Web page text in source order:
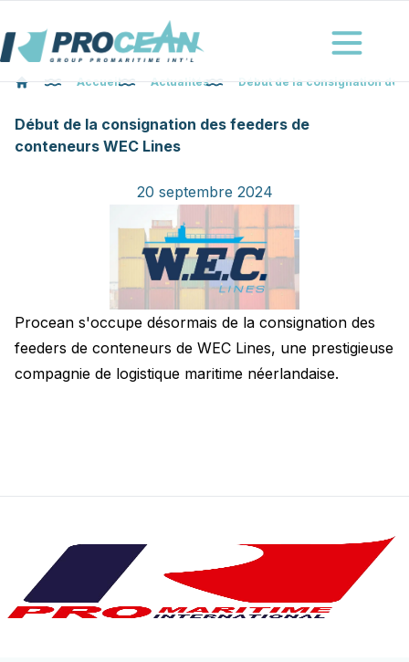
Procéan
Ouvrir le
Accueil Actualités Début de la consignation
Début de la consignation des feeders de
conteneurs WEC Lines
20 septembre 2024
Procean s'occupe désormais de la consignation des
feeders de conteneurs de WEC Lines, une prestigieuse
compagnie de logistique maritime néerlandaise.